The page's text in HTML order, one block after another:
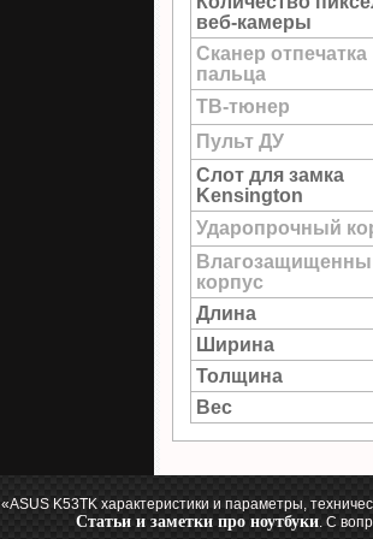
веб-камеры
Сканер отпечатка
пальца
ТВ-тюнер
Пульт ДУ
Слот для замка
Kensington
Ударопрочный
корпус
Длина
Ширина
Толщина
Вес
«ASUS K53TK характеристики и параметры,
Статьи и заметки про ноутбуки. С